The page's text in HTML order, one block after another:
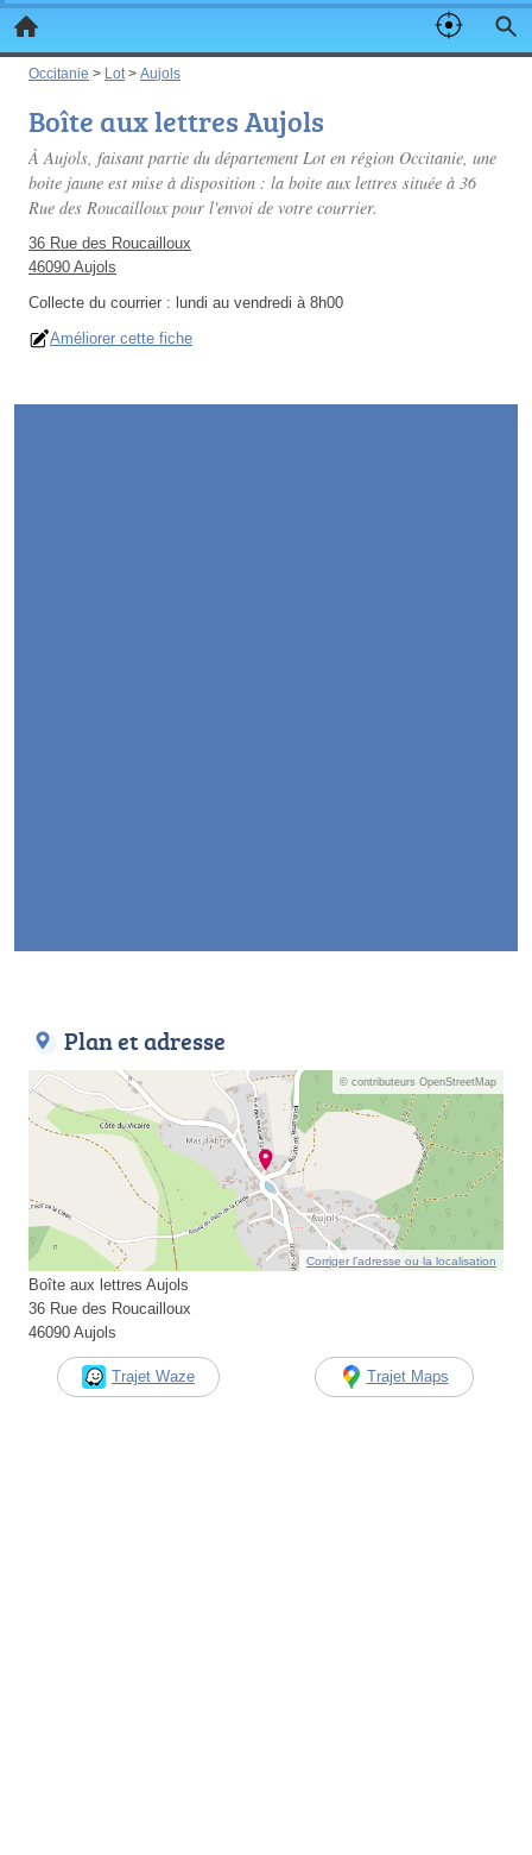
Occitanie > Lot > Aujols
Boîte aux lettres Aujols
À Aujols, faisant partie du département Lot en région Occitanie, une
boite jaune est mise à disposition : la boite aux lettres située à 36
Rue des Roucailloux pour l'envoi de votre courrier.
36 Rue des Roucailloux
46090 Aujols
Collecte du courrier : lundi au vendredi à 8h00
Améliorer cette fiche
Plan et adresse
© contributeurs OpenStreetMap
Corriger l’adresse ou la localisation
Boîte aux lettres Aujols
36 Rue des Roucailloux
46090 Aujols
Trajet Waze Trajet Maps